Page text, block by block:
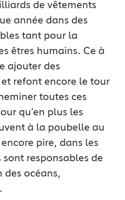
de vêtements
année dans des
tant pour la
êtres humains. Ce à
ajouter des
refont encore le tour
toutes ces
qu’en plus les
à la poubelle au
pire, dans les
responsables de
des océans,